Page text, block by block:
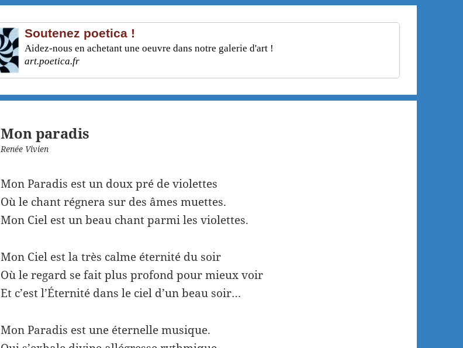
Soutenez poetica !
Aidez-nous en achetant une oeuvre dans notre galerie d'art !
art.poetica.fr
Mon paradis
Renée Vivien
Mon Paradis est un doux pré de violettes
Où le chant régnera sur des âmes muettes.
Mon Ciel est un beau chant parmi les violettes.
Mon Ciel est la très calme éternité du soir
Où le regard se fait plus profond pour mieux voir
Et c’est l’Éternité dans le ciel d’un beau soir…
Mon Paradis est une éternelle musique.